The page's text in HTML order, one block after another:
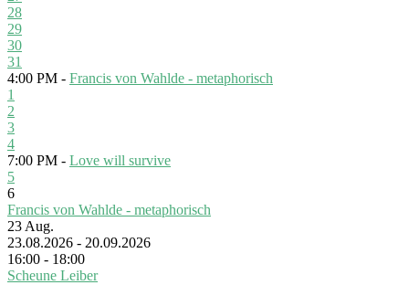
28
29
30
31
4:00 PM - Francis von Wahlde - metaphorisch
1
2
3
4
7:00 PM - Love will survive
5
6
Francis von Wahlde - metaphorisch
23 Aug.
23.08.2026 - 20.09.2026
16:00 - 18:00
Scheune Leiber